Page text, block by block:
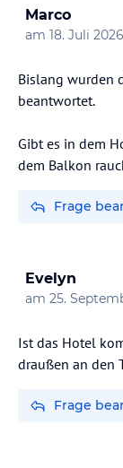
Marco
am 18. Juli 2026
Bislang wurden
beantwortet.
Gibt es in dem
dem Balkon
Frage
Evelyn
am 25.
Ist das Hotel
draußen an den
Frage